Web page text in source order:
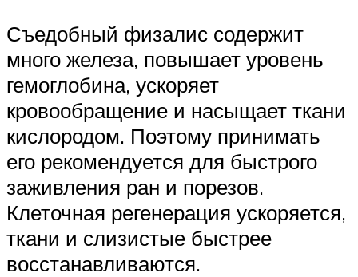
Съедобный физалис содержит
много железа, повышает уровень
гемоглобина, ускоряет
кровообращение и насыщает ткани
кислородом. Поэтому принимать
его рекомендуется для быстрого
заживления ран и порезов.
Клеточная регенерация ускоряется,
ткани и слизистые быстрее
восстанавливаются.